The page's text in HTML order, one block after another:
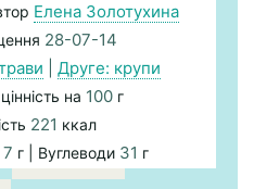
Елена Золотухина
28-07-14
Друге: крупи
на 100 г
221 ккал
7 г | Вуглеводи 31 г